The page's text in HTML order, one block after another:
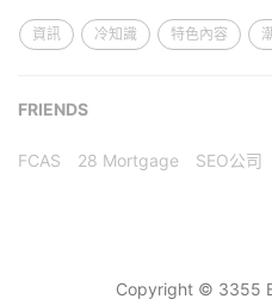
資訊 冷知識 特色內容
FRIENDS
FCAS 28 Mortgage SEO公司
Copyright © 3355